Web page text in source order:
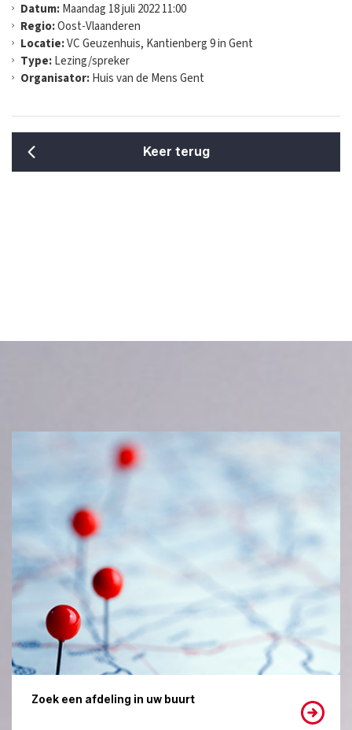
Datum:Maandag 18 juli 2022 11:00
Regio:Oost-Vlaanderen
Locatie:VC Geuzenhuis, Kantienberg 9 in Gent
Type:Lezing/spreker
Organisator:Huis van de Mens Gent
Keer terug
Zoek een afdeling in uw buurt